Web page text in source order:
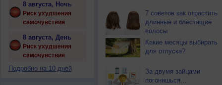
8 августа, Ночь
Риск ухудшения
самочувствия
8 августа, День
Риск ухудшения
самочувствия
Подробно на 10 дней
7 советов как отрастить
длинные и блестящие
волосы
Какие месяцы выбирать
для отпуска?
За двумя зайцами
погонишься...